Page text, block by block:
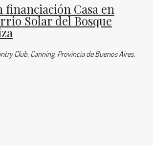
financiación Casa en
Solar del Bosque
Club, Canning, Provincia de Buenos Aires,